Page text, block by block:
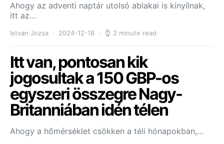
Ahogy az adventi naptár utolsó ablakai is kinyílnak,
itt az…
Istvan Jozsa 2024-12-18 2 minute read
Itt van, pontosan kik
jogosultak a 150 GBP-os
egyszeri összegre Nagy-
Britanniában idén télen
Ahogy a hőmérséklet csökken a téli hónapokban,…